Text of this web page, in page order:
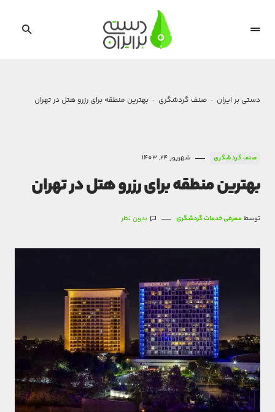
دستی بر ایران صنف گردشگری بهترین منطقه برای رزرو هتل در تهران
صنف گردشگری شهریور 24, 1403
بهترین منطقه برای رزرو هتل در تهران
توسطمعرفی خدمات گردشگری بدون نظر